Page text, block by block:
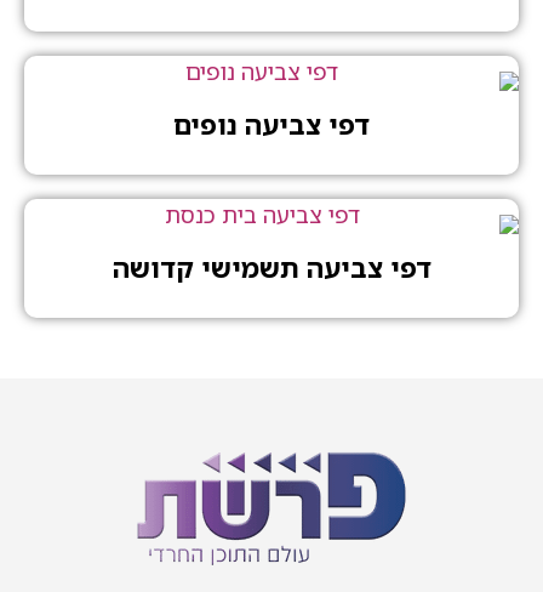
דפי צביעה נופים
דפי צביעה תשמישי קדושה